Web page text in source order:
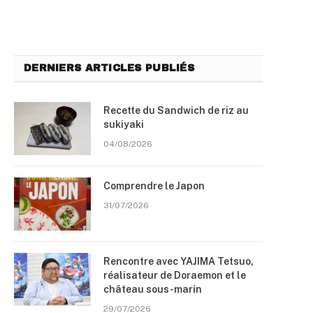
DERNIERS ARTICLES PUBLIÉS
Recette du Sandwich de riz au
sukiyaki
04/08/2026
Comprendre le Japon
31/07/2026
Rencontre avec YAJIMA Tetsuo,
réalisateur de Doraemon et le
château sous-marin
29/07/2026